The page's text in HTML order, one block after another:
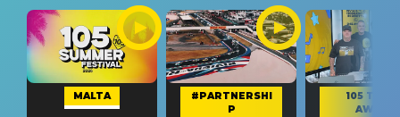
MALTA
#PARTNERSHI
P
105 TAKE
AWAY